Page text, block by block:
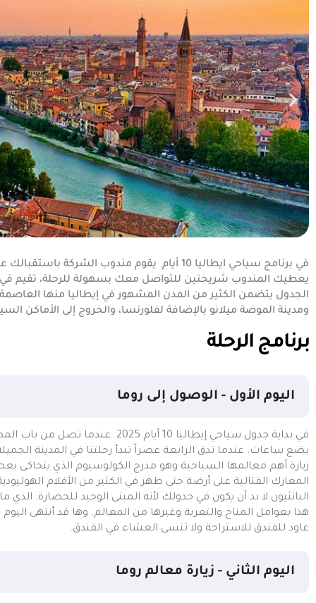
في برنامج سياحي ايطاليا 10 أيام يقوم مندوب
الجدول يتضمن الكثير من المدن المشهور في إيطاليا منها
ومدينة الموضة ميلانو بالإضافة لفلورنسا، والخروج إلى
برنامج الرحلة
اليوم الأول - الوصول إلى روما
في بداية جدول سياحي إيطاليا 10
بضع ساعات. عندما تدق الرابعة عصراً تبدأ رحلتنا في المدينة
زيارة أهم معالمها السياحية وهو مدرج الكولوسيوم الذي يتحاكى
المعارك القتالية على أرضة حتى ظهر في الكثير من الأفلام
البانثيون لا بد أن يكون في جدولك لأنه المبنى الوحيد للحضارة. الذي
عاود للفندق للاستراحة ولا تنسى العشاء في الفندق.
اليوم الثاني - زيارة معالم روما